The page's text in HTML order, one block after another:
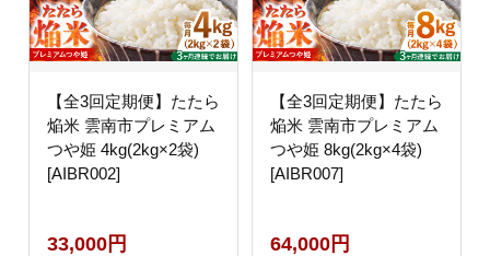
【全3回定期便】たたら
焔米 雲南市プレミアム
つや姫 4kg(2kg×2袋)
[AIBR002]
33,000円
【全3回定期便】たたら
焔米 雲南市プレミアム
つや姫 8kg(2kg×4袋)
[AIBR007]
64,000円